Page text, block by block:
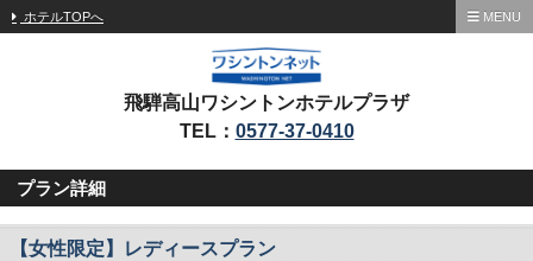
ホテルTOPへ MENU
飛騨高山ワシントンホテルプラザ
TEL： 0577-37-0410
プラン詳細
【女性限定】レディースプラン